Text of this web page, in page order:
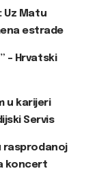
Uz Matu
estrade
– Hrvatski
u karijeri
Servis
rasprodanoj
koncert